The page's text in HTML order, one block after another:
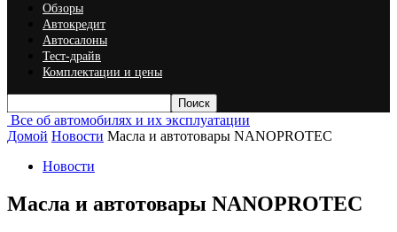
Обзоры
Автокредит
Автосалоны
Тест-драйв
Комплектации и цены
Все об автомобилях и их эксплуатации
Домой Новости Масла и автотовары NANOPROTEC
Новости
Масла и автотовары NANOPROTEC